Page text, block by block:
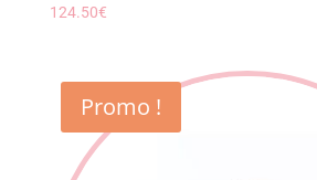
124.50€
Promo !